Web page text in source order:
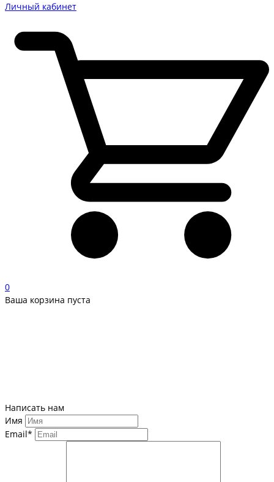
Личный кабинет
0
Ваша корзина пуста
Написать нам
Имя
Email*